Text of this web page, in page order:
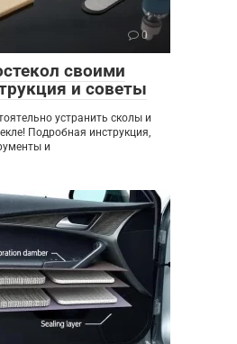
0
своими
и советы
устранить сколы и
Подробная инструкция,
и